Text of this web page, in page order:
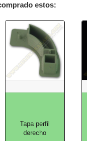
estos:
Tapa perfil
derecho